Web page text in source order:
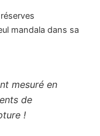
mandala dans sa
mesuré en
de
!